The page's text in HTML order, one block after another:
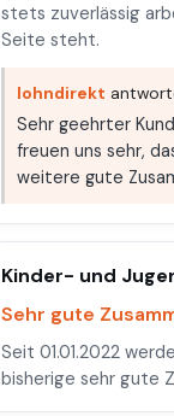
stets zuverlässig
Seite steht.
lohndirekt
Sehr geehrter
freuen uns sehr,
weitere gute
Kinder- und
Sehr gute
Seit 01.01.2022
bisherige sehr gute